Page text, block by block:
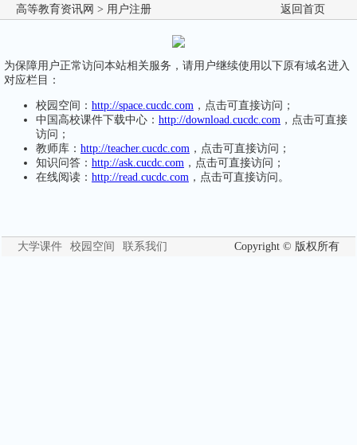
高等教育资讯网 > 用户注册 返回首页
为保障用户正常访问本站相关服务，请用户继续使用以下原有域名进入
对应栏目：
校园空间： http://space.cucdc.com ，点击可直接访问；
中国高校课件下载中心： http://download.cucdc.com ，点击可直接
访问；
教师库： http://teacher.cucdc.com ，点击可直接访问；
知识问答： http://ask.cucdc.com ，点击可直接访问；
在线阅读： http://read.cucdc.com ，点击可直接访问。
大学课件 校园空间 联系我们 Copyright © 版权所有